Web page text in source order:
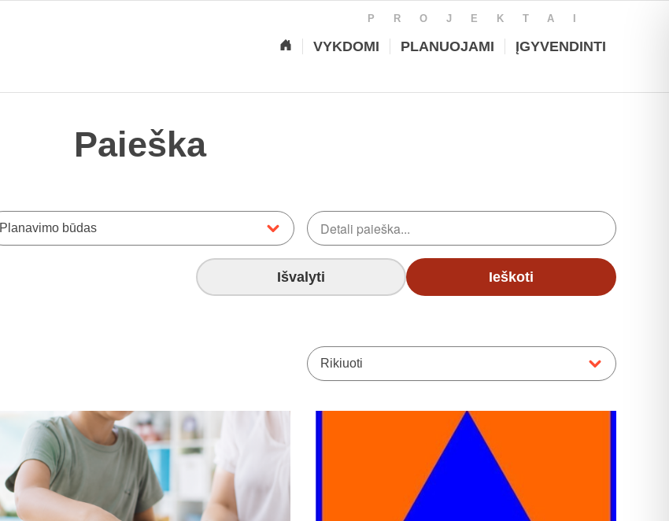
PROJEKTAI
VYKDOMI PLANUOJAMI ĮGYVENDINTI
Paieška
Planavimo būdas
Išvalyti Ieškoti
Rikiuoti